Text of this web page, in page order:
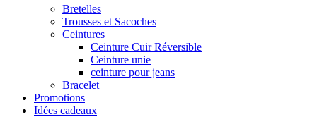
Bretelles
Trousses et Sacoches
Ceintures
Ceinture Cuir Réversible
Ceinture unie
ceinture pour jeans
Bracelet
Promotions
Idées cadeaux